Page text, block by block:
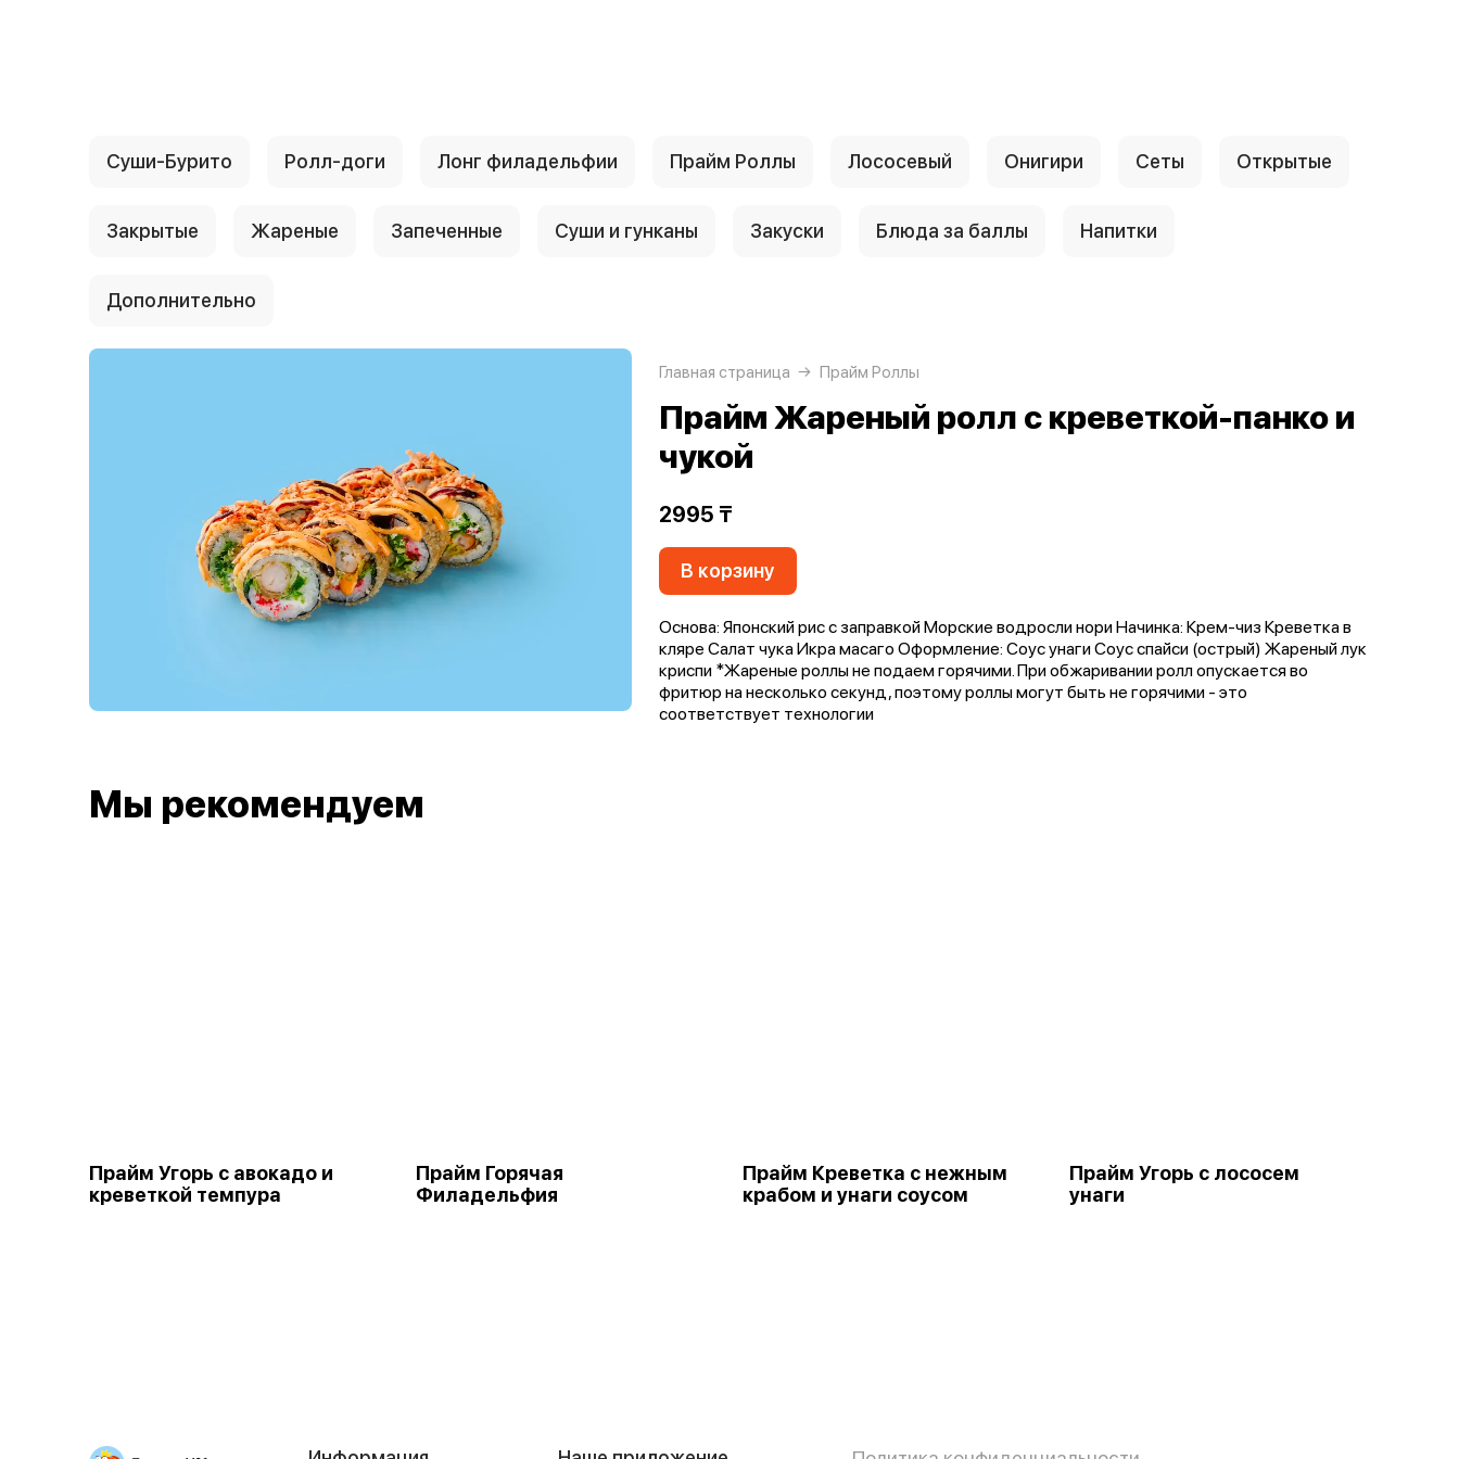
Суши-Бурито Ролл-доги Лонг филадельфии Прайм Роллы Лососевый Онигири Сеты Открытые
Закрытые Жареные Запеченные Суши и гунканы Закуски Блюда за баллы Напитки
Дополнительно
Главная страница Прайм Роллы
Прайм Жареный ролл с креветкой-панко и
чукой
2995 ₸
В корзину
Основа: Японский рис с заправкой Морские водросли нори Начинка: Крем-чиз Креветка в
кляре Салат чука Икра масаго Оформление: Соус унаги Соус спайси (острый) Жареный лук
криспи *Жареные роллы не подаем горячими. При обжаривании ролл опускается во
фритюр на несколько секунд, поэтому роллы могут быть не горячими - это
соответствует технологии
Мы рекомендуем
Прайм Угорь с авокадо и
креветкой темпура
Прайм Горячая
Филадельфия
Прайм Креветка с нежным
крабом и унаги соусом
Прайм Угорь с лососем
унаги